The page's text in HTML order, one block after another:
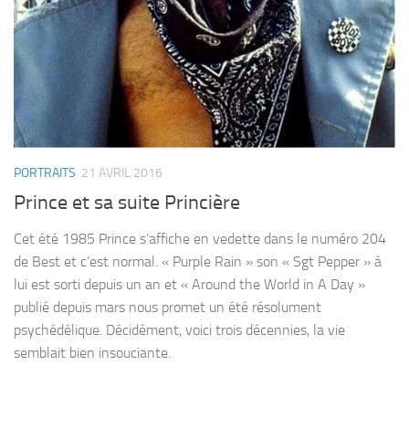
PORTRAITS 21 AVRIL 2016
Prince et sa suite Princière
Cet été 1985 Prince s’affiche en vedette dans le numéro 204
de Best et c’est normal. « Purple Rain » son « Sgt Pepper » à
lui est sorti depuis un an et « Around the World in A Day »
publié depuis mars nous promet un été résolument
psychédélique. Décidément, voici trois décennies, la vie
semblait bien insouciante.